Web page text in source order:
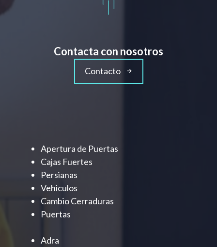
Contacta con nosotros
Contacto
Apertura de Puertas
Cajas Fuertes
Persianas
Vehiculos
Cambio Cerraduras
Puertas
Adra